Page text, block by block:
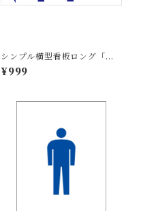
シンプル横型看板ロング「出
口 左矢印(青)」【駐車場】屋
外可
¥999